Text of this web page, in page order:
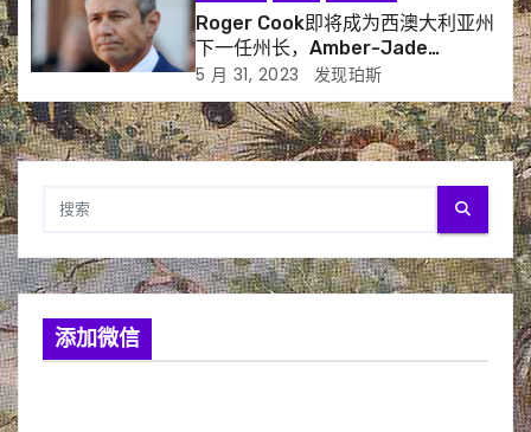
Roger Cook即将成为西澳大利亚州
下一任州长，Amber-Jade
Sanderson退出竞选
5 月 31, 2023 发现珀斯
添加微信